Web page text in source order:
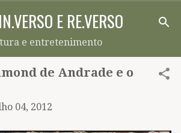
Pular para o conteúdo principal
E RE.VERSO
e entretenimento
de Andrade e o
04, 2012